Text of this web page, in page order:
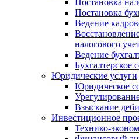
Постановка
Постановка
Ведение
налогового
Ведение
Бухгалтерское
Юридические услуги
Юридическое
Взыскание
Инвестиционное
Технико-